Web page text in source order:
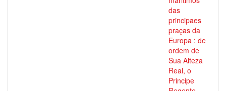
das
principaes
praças da
Europa : de
ordem de
Sua Alteza
Real, o
Principe